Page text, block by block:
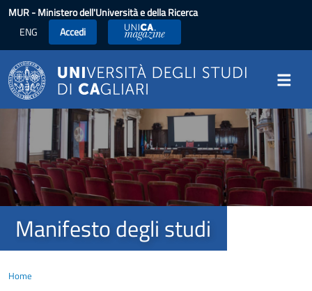
Salta al contenuto principale
MUR- Ministero dell'Università e della Ricerca
ENG
Accedi UniCA News
Image
Manifesto degli studi
Home